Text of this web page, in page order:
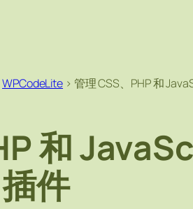
WPCodeLite > 管理 CSS、PHP 和
和
件